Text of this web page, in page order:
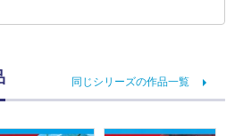
同じシリーズの作品一覧